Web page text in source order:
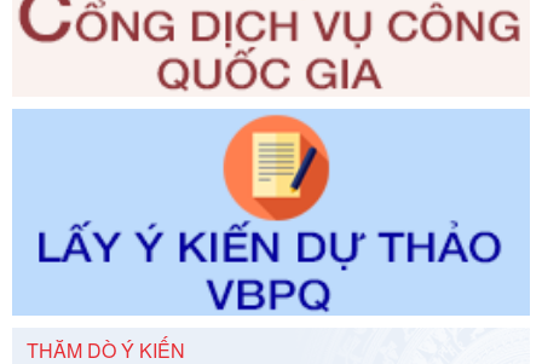
Số kí hiệu:351/2025/NĐ-CP
Tên: Nghị định số 351/2025/NĐ-CP của Chính phủ: Quy
định chuẩn nghèo đa chiều quốc gia giai đoạn 2026 - 2030
Ngày ban hành: 29/12/2026
3014/QĐ-UBND
Tên: Quyết định về việc công bố danh mục thủ tục hành
chính ban hành mới, sửa đổi bổ sung trong lĩnh vực hỗ trợ
đầu tư, lĩnh vực đấu thầu lựa chọn nhà thầu thuộc thẩm
quyền giải quyết của Sở Tài chính và Ban Quản lý Khu kinh
tế Đông Nam Nghệ An
Ngày ban hành: 23/09/2026
Số kí hiệu:292/2026/NĐ-CP
Tên: Nghị định số 292/2026/NĐ-CP của Chính phủ: Quy
THĂM DÒ Ý KIẾN